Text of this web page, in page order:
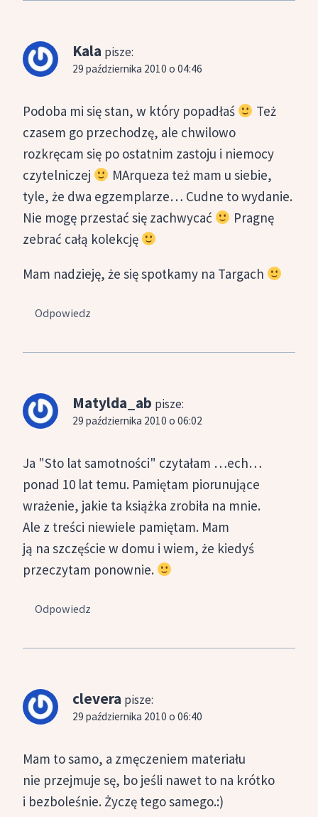
Kala pisze:
29 października 2010 o 04:46
Podoba mi się stan, w który popadłaś
Też
czasem go przechodzę, ale chwilowo
rozkręcam się po ostatnim zastoju i niemocy
czytelniczej
MArqueza też mam u siebie,
tyle, że dwa egzemplarze… Cudne to wydanie.
Nie mogę przestać się zachwycać
Pragnę
zebrać całą kolekcję
Mam nadzieję, że się spotkamy na Targach
Odpowiedz
Matylda_ab pisze:
29 października 2010 o 06:02
Ja "Sto lat samotności" czytałam …ech…
ponad 10 lat temu. Pamiętam piorunujące
wrażenie, jakie ta książka zrobiła na mnie.
Ale z treści niewiele pamiętam. Mam
ją na szczęście w domu i wiem, że kiedyś
przeczytam ponownie.
Odpowiedz
clevera pisze:
29 października 2010 o 06:40
Mam to samo, a zmęczeniem materiału
nie przejmuje sę, bo jeśli nawet to na krótko
i bezboleśnie. Życzę tego samego.:)